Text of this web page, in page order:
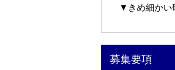
▼きめ細かい
募集要項